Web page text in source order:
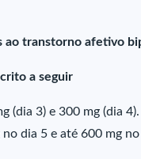
ao transtorno afetivo
a seguir
(dia 3) e 300 mg (dia
dia 5 e até 600 mg no